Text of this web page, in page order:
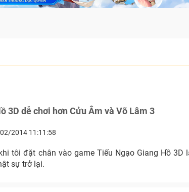
3D dễ chơi hơn Cửu Âm và Võ Lâm 3
2014 11:11:58
tôi đặt chân vào game Tiếu Ngạo Giang Hồ
sự trở lại.